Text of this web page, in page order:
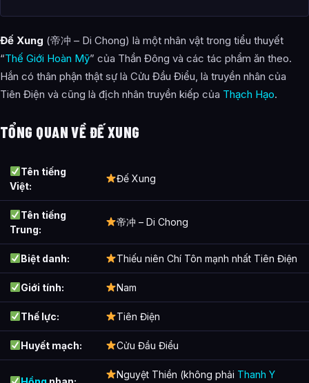
Đế Xung xuất hiện trong tác phẩm nào?
Các mối quan hệ quan trọng của Đế Xung là gì?
Thông tin về Đế Xung được tổng hợp từ đâu?
Đế Xung (帝冲 – Di Chong) là một nhân vật trong tiểu thuyết
“Thế Giới Hoàn Mỹ” của Thần Đông và các tác phẩm ăn theo.
Hắn có thân phận thật sự là Cửu Đầu Điểu, là truyền nhân của
Tiên Điện và cũng là địch nhân truyền kiếp của Thạch Hạo.
TỔNG QUAN VỀ ĐẾ XUNG
Tên tiếng
Việt:
Đế Xung
Tên tiếng
Trung:
帝冲 – Di Chong
Biệt danh: Thiếu niên Chí Tôn mạnh nhất Tiên Điện
Giới tính: Nam
Thế lực: Tiên Điện
Huyết mạch: Cửu Đầu Điểu
Nguyệt Thiền (không phải Thanh Y